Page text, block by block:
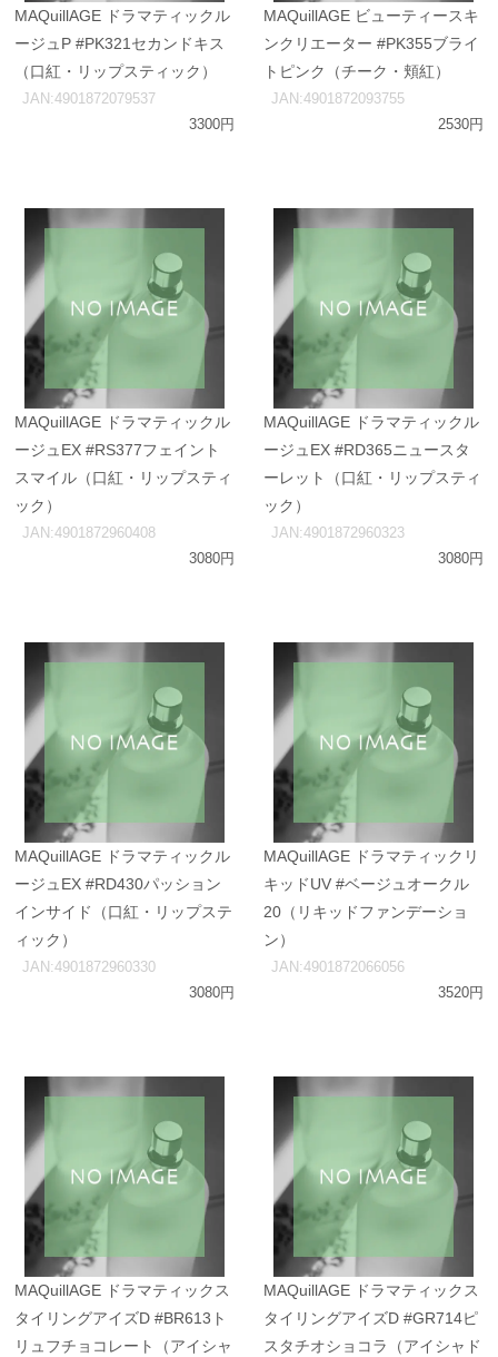
MAQuillAGE ドラマティックル
ージュP #PK321セカンドキス
（口紅・リップスティック）
JAN:4901872079537
3300円
MAQuillAGE ビューティースキ
ンクリエーター #PK355ブライ
トピンク（チーク・頬紅）
JAN:4901872093755
2530円
MAQuillAGE ドラマティックル
ージュEX #RS377フェイント
スマイル（口紅・リップスティ
ック）
JAN:4901872960408
3080円
MAQuillAGE ドラマティックル
ージュEX #RD365ニュースタ
ーレット（口紅・リップスティ
ック）
JAN:4901872960323
3080円
MAQuillAGE ドラマティックル
ージュEX #RD430パッション
インサイド（口紅・リップステ
ィック）
JAN:4901872960330
3080円
MAQuillAGE ドラマティックリ
キッドUV #ベージュオークル
20（リキッドファンデーショ
ン）
JAN:4901872066056
3520円
MAQuillAGE ドラマティックス
タイリングアイズD #BR613ト
リュフチョコレート（アイシャ
MAQuillAGE ドラマティックス
タイリングアイズD #GR714ピ
スタチオショコラ（アイシャド